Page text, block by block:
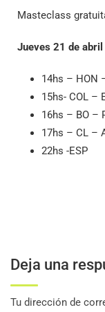
Masteclass
Jueves 21 de abril
14hs – HON
15hs- COL –
16hs – BO –
17hs – CL –
22hs -ESP
Deja una
Tu dirección de